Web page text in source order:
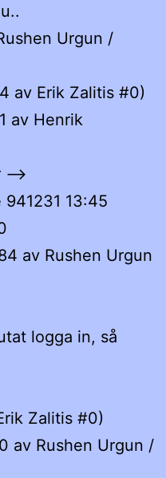
Urgun /
av Erik Zalitis #0)
av Henrik
–>
13:45
av Rushen Urgun
logga in, så
Zalitis #0)
av Rushen Urgun /